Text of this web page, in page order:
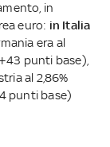
in
euro: in Italia
era al
punti base),
al 2,86%
punti base)